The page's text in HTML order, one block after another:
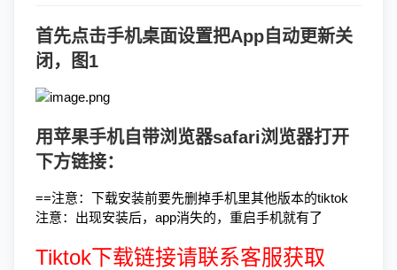
首先点击手机桌面设置把App自动更新关
闭，图1
用苹果手机自带浏览器safari浏览器打开
下方链接：
==注意：下载安装前要先删掉手机里其他版本的tiktok
注意：出现安装后，app消失的，重启手机就有了
Tiktok下载链接请联系客服获取